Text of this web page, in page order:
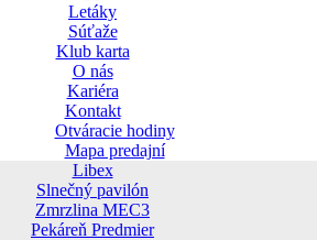
Letáky
Súťaže
Klub karta
O nás
Kariéra
Kontakt
Otváracie hodiny
Mapa predajní
Libex
Slnečný pavilón
Zmrzlina MEC3
Pekáreň Predmier